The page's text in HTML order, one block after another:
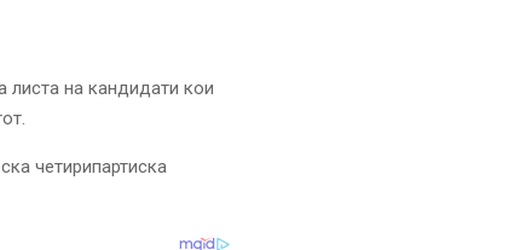
листа на кандидати кои
четирипартиска